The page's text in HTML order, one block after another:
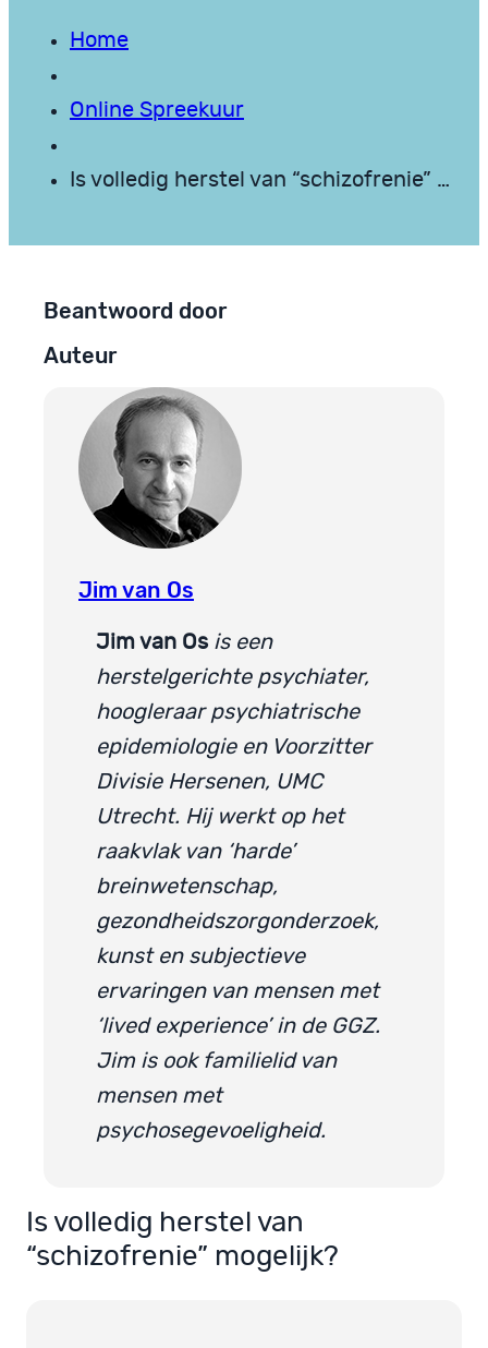
Home
Online Spreekuur
Is volledig herstel van “schizofrenie” …
Beantwoord door
Auteur
Jim van Os
Jim van Os is een
herstelgerichte psychiater,
hoogleraar psychiatrische
epidemiologie en Voorzitter
Divisie Hersenen, UMC
Utrecht. Hij werkt op het
raakvlak van ‘harde’
breinwetenschap,
gezondheidszorgonderzoek,
kunst en subjectieve
ervaringen van mensen met
‘lived experience’ in de GGZ.
Jim is ook familielid van
mensen met
psychosegevoeligheid.
Is volledig herstel van
“schizofrenie” mogelijk?